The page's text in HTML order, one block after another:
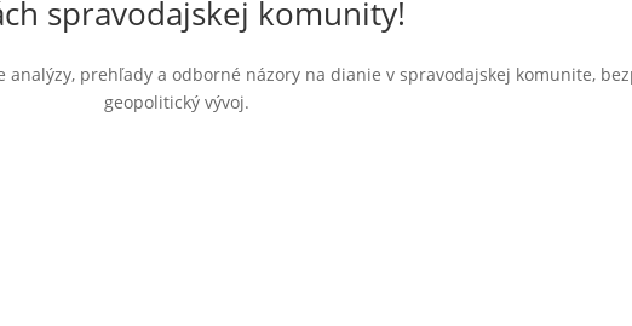
spravodajskej komunity!
prehľady a odborné názory na dianie v spravodajskej komunite,
geopolitický vývoj.